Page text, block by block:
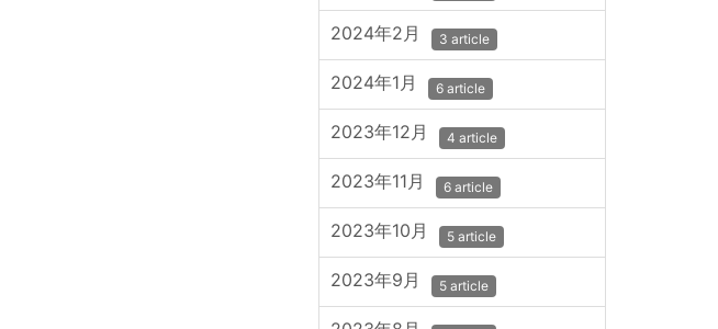
2024年2月 3 article
2024年1月 6 article
2023年12月 4 article
2023年11月 6 article
2023年10月 5 article
2023年9月 5 article